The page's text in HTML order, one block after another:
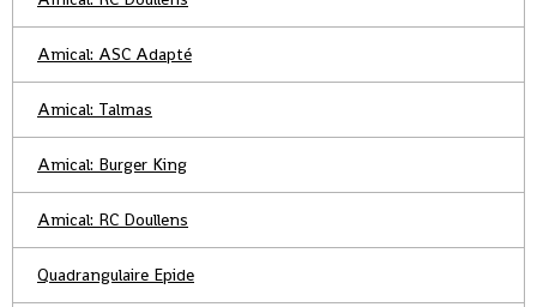
Amical: ASC Adapté
Amical: Talmas
Amical: Burger King
Amical: RC Doullens
Quadrangulaire Epide